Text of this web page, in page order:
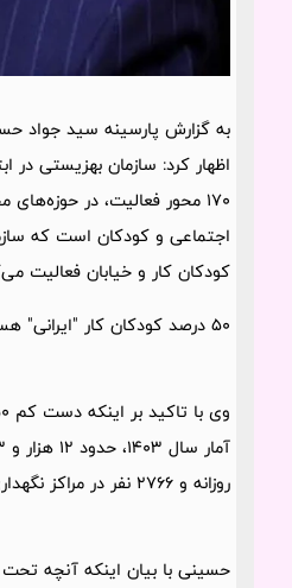
170 محور فعالیت، در
اجتماعی و کودکان است که
کودکان کار و خیابان فعالیت
50 درصد کودکان کار "ایرانی" هستند
روزانه و 2766 نفر در مراکز نگهداری تحت پوشش بودند.
حسینی با بیان اینکه آنچه